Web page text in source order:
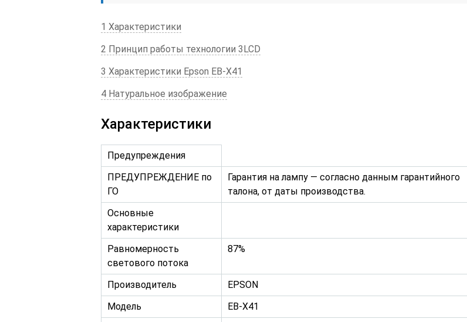
1 Характеристики
2 Принцип работы технологии 3LCD
3 Характеристики Epson EB-X41
4 Натуральное изображение
Характеристики
Предупреждения
ПРЕДУПРЕЖДЕНИЕ по
ГО
Гарантия на лампу — согласно данным гарантийного
талона, от даты производства.
Основные
характеристики
Равномерность
светового потока
87%
Производитель
EPSON
Модель
EB-X41